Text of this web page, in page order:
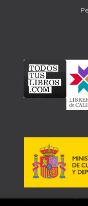
Este proyecto ha